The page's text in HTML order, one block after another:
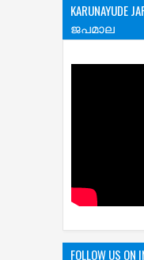
ജപമാല
FOLLOW US ON